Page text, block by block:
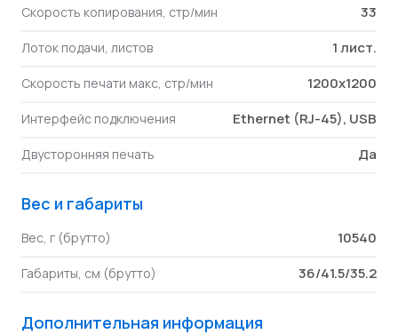
Скорость копирования, стр/мин 33
Лоток подачи, листов 1 лист.
Скорость печати макс, стр/мин 1200x1200
Интерфейс подключения Ethernet (RJ-45), USB
Двусторонняя печать Да
Вес и габариты
Вес, г (брутто) 10540
Габариты, см (брутто) 36/41.5/35.2
Дополнительная информация